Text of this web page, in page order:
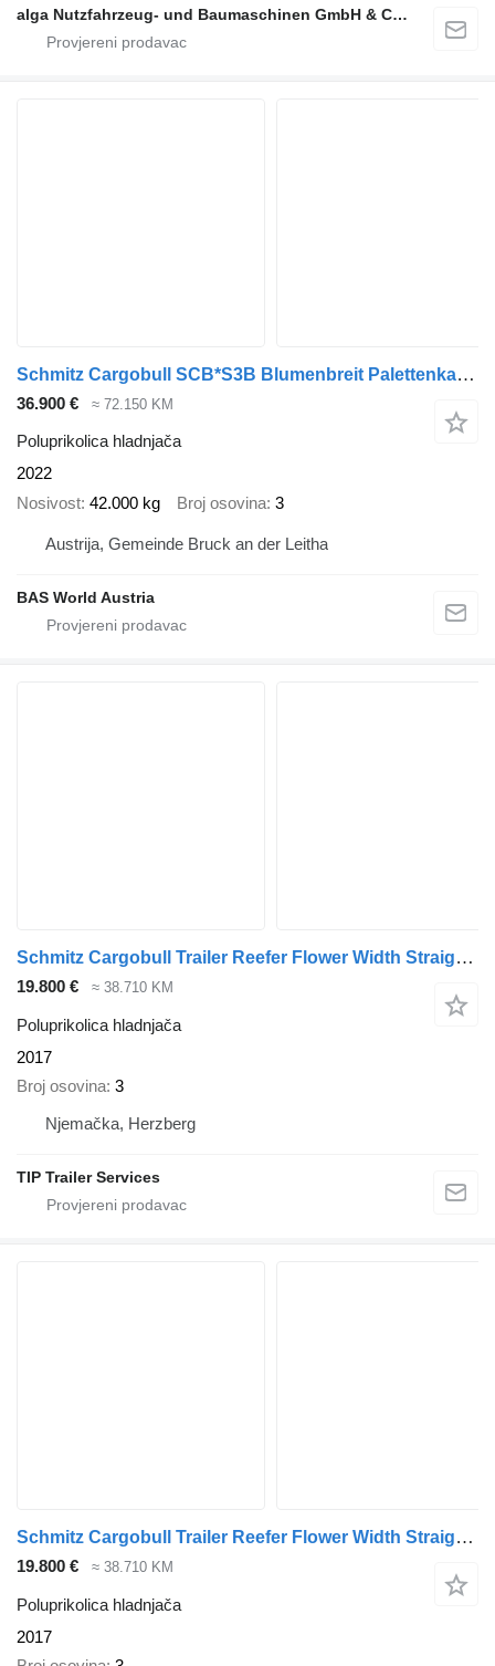
alga Nutzfahrzeug- und Baumaschinen GmbH & Co. KG
Schmitz Cargobull SCB*S3B Blumenbreit Palettenkasten Liftachse
36.900 € ≈ 72.150 KM
Poluprikolica hladnjača
2022
Nosivost 42.000 kg Broj osovina 3
Austrija, Gemeinde Bruck an der Leitha
BAS World Austria
Schmitz Cargobull Trailer Reefer Flower Width Straight
19.800 €
≈ 38.710 KM
Poluprikolica hladnjača
2017
Broj osovina 3
Njemačka, Herzberg
TIP Trailer Services
Schmitz Cargobull Trailer Reefer Flower Width Straight
19.800 €
≈ 38.710 KM
Poluprikolica hladnjača
2017